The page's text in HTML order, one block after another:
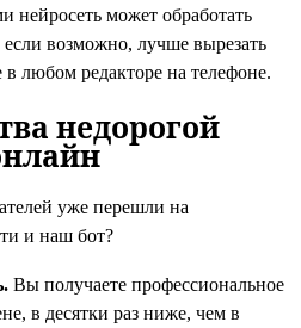
нейросеть может обработать
возможно, лучше вырезать
любом редакторе на телефоне.
недорогой
уже перешли на
и наш бот?
Вы получаете профессиональное
в десятки раз ниже, чем в